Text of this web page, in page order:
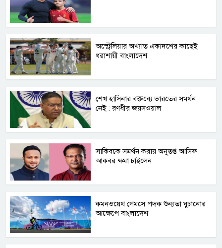
অস্ট্রেলিয়ার অখ্যাত একাদশের কাছেই
ধরাশায়ী বাংলাদেশ
শেখ হাসিনার বক্তব্যে ভারতের সমর্থন
নেই : রণধীর জয়সওয়াল
সাকিবকে সমর্থন করায় অনুতপ্ত আসিফ
আকবর ক্ষমা চাইলেন
কমনওয়েথ গেমসে পদক শুন্যতা ঘুচানোর
আক্ষেপে বাংলাদেশ